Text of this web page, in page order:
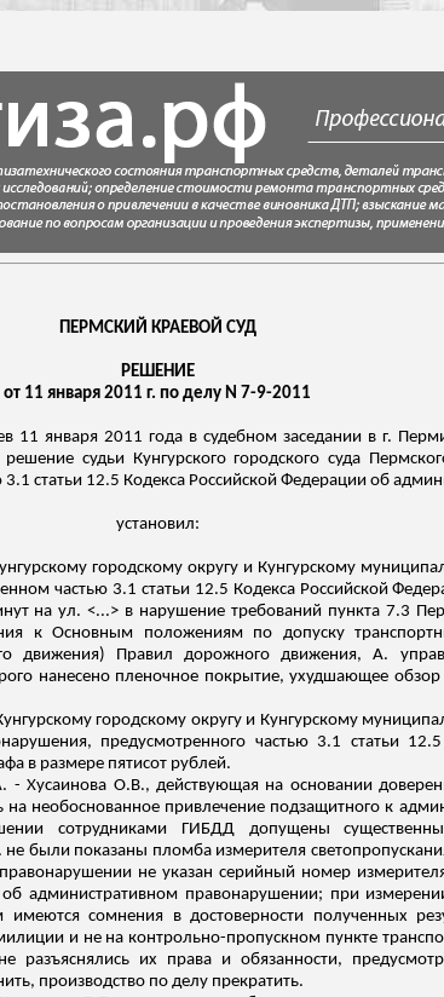
ПЕРМСКИЙ КРАЕВОЙ СУД
РЕШЕНИЕ
от 11 января 2011 г. по делу N 7-9-2011
11 января 2011 года в судебном заседании в г.
судьи Кунгурского городского суда
статьи 12.5 Кодекса Российской Федерации об
установил:
городскому округу и Кунгурскому
частью 3.1 статьи 12.5 Кодекса Российской
на ул. <...> в нарушение требований пункта 7.3
к Основным положениям по допуску
движения) Правил дорожного движения, А.
нанесено пленочное покрытие, ухудшающее обзор
городскому округу и Кунгурскому
предусмотренного частью 3.1 статьи
в размере пятисот рублей.
Хусаинова О.В., действующая на основании
необоснованное привлечение подзащитного к
сотрудниками ГИБДД допущены
не были показаны пломба измерителя
не указан серийный номер
административном правонарушении; при
имеются сомнения в достоверности полученных
и не на контрольно-пропускном пункте
разъяснялись их права и обязанности,
производство по делу прекратить.